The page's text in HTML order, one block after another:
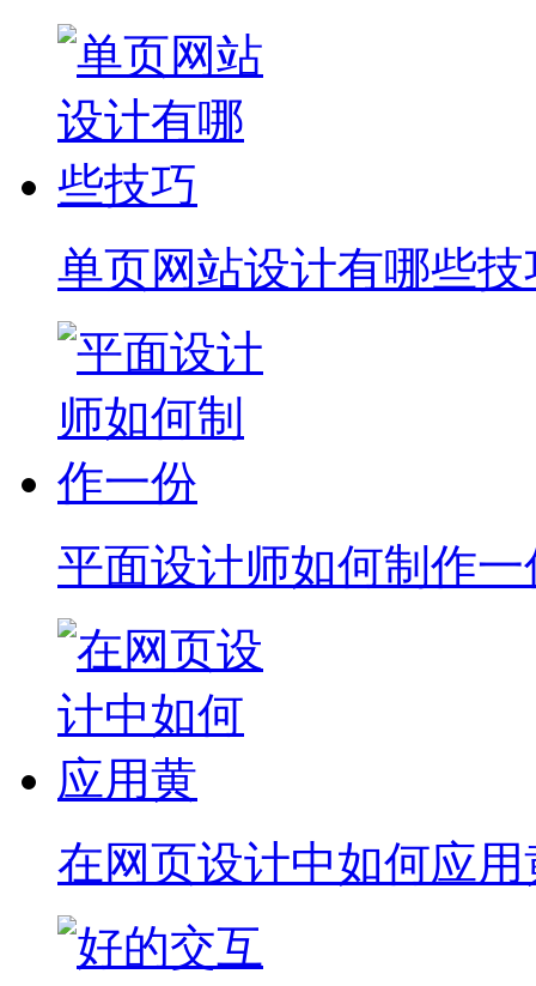
单页网站设计有哪些技
平面设计师如何制作一
在网页设计中如何应用